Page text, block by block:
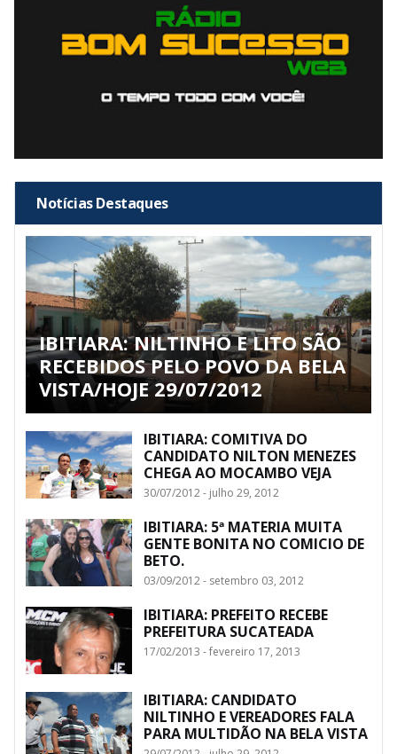
Notícias Destaques
IBITIARA: NILTINHO E LITO SÃO
RECEBIDOS PELO POVO DA BELA
VISTA/HOJE 29/07/2012
IBITIARA: COMITIVA DO
CANDIDATO NILTON MENEZES
CHEGA AO MOCAMBO VEJA
30/07/2012 - julho 29, 2012
IBITIARA: 5ª MATERIA MUITA
GENTE BONITA NO COMICIO DE
BETO.
03/09/2012 - setembro 03, 2012
IBITIARA: PREFEITO RECEBE
PREFEITURA SUCATEADA
17/02/2013 - fevereiro 17, 2013
IBITIARA: CANDIDATO
NILTINHO E VEREADORES FALA
PARA MULTIDÃO NA BELA VISTA